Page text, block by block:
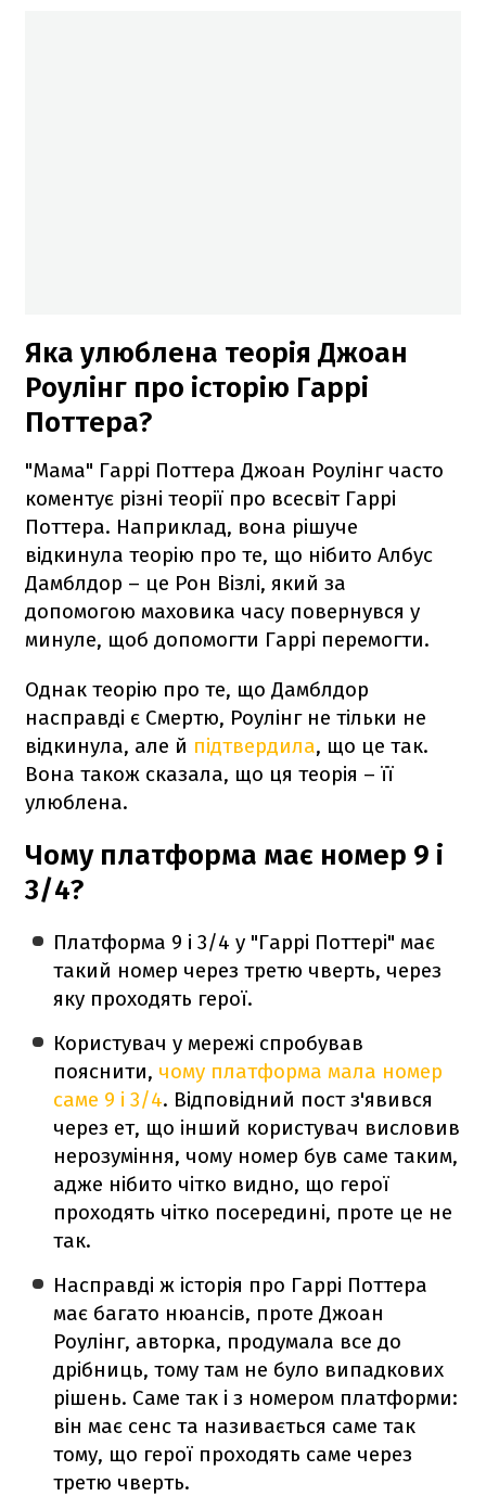
Яка улюблена теорія Джоан
Роулінг про історію Гаррі
Поттера?
"Мама" Гаррі Поттера Джоан Роулінг часто
коментує різні теорії про всесвіт Гаррі
Поттера. Наприклад, вона рішуче
відкинула теорію про те, що нібито Албус
Дамблдор – це Рон Візлі, який за
допомогою маховика часу повернувся у
минуле, щоб допомогти Гаррі перемогти.
Однак теорію про те, що Дамблдор
насправді є Смертю, Роулінг не тільки не
відкинула, але й підтвердила, що це так.
Вона також сказала, що ця теорія – її
улюблена.
Чому платформа має номер 9 і
3/4?
Платформа 9 і 3/4 у "Гаррі Поттері" має
такий номер через третю чверть, через
яку проходять герої.
Користувач у мережі спробував
пояснити, чому платформа мала номер
саме 9 і 3/4. Відповідний пост з'явився
через ет, що інший користувач висловив
нерозуміння, чому номер був саме таким,
адже нібито чітко видно, що герої
проходять чітко посередині, проте це не
так.
Насправді ж історія про Гаррі Поттера
має багато нюансів, проте Джоан
Роулінг, авторка, продумала все до
дрібниць, тому там не було випадкових
рішень. Саме так і з номером платформи:
він має сенс та називається саме так
тому, що герої проходять саме через
третю чверть.